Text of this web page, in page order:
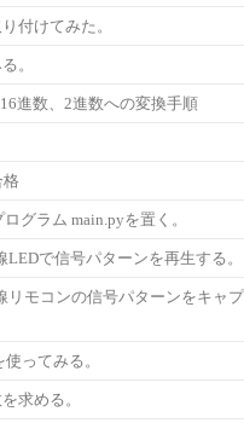
付けてみた。
。
進数、2進数への変換手順
格
グラム main.pyを置く。
で信号パターンを再生する。
リモコンの信号パターンをキャプ
ってみる。
求める。